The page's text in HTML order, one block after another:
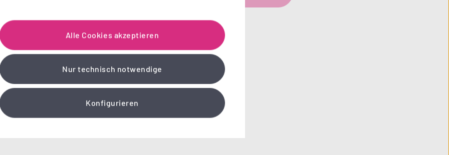
Alle Cookies akzeptieren
Nur technisch notwendige
Konfigurieren